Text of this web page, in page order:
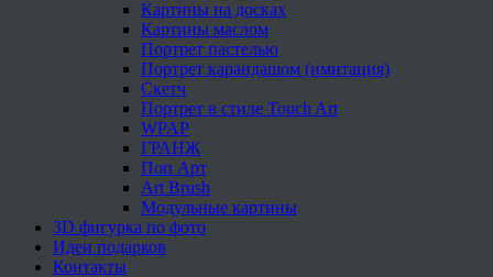
Картины на досках
Картины маслом
Портрет пастелью
Портрет карандашом (имитация)
Скетч
Портрет в стиле Touch Art
WPAP
ГРАНЖ
Поп Арт
Art Brush
Модульные картины
3D фигурка по фото
Идеи подарков
Контакты